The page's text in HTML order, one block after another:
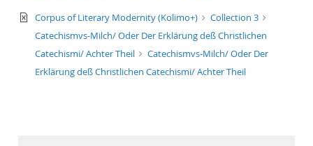
text/xml
Corpus of Literary Modernity (Kolimo+)
Collection 3
Catechismvs-Milch/ Oder Der Erklärung deß Christlichen
Catechismi/ Achter Theil
Catechismvs-Milch/ Oder Der
Erklärung deß Christlichen Catechismi/ Achter Theil